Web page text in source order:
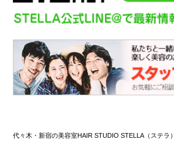
代々木・新宿の美容室HAIR STUDIO STELLA（ステラ）